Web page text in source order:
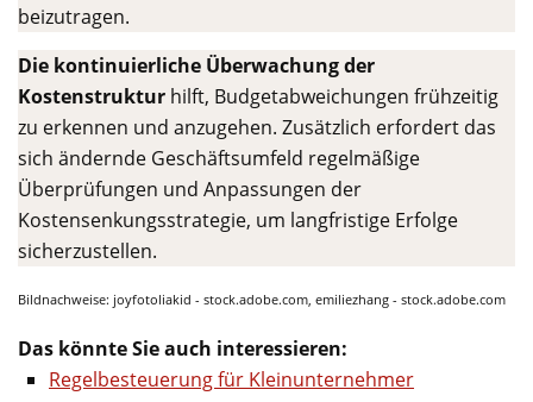
beizutragen.
Die kontinuierliche Überwachung der
Kostenstruktur hilft, Budgetabweichungen frühzeitig
zu erkennen und anzugehen. Zusätzlich erfordert das
sich ändernde Geschäftsumfeld regelmäßige
Überprüfungen und Anpassungen der
Kostensenkungsstrategie, um langfristige Erfolge
sicherzustellen.
Bildnachweise: joyfotoliakid - stock.adobe.com, emiliezhang - stock.adobe.com
Das könnte Sie auch interessieren:
Regelbesteuerung für Kleinunternehmer